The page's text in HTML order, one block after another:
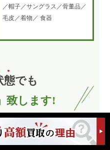
／帽子／サングラス／骨董品／
毛皮／着物／ 食器
態でも
致します!